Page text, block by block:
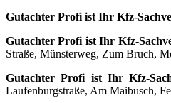
Gutachter Profi ist Ihr Kfz-
Gutachter Profi ist Ihr Kfz-
Straße, Münsterweg, Zum Bruch,
Gutachter Profi ist Ihr Kfz-
Laufenburgstraße, Am Maibusch,